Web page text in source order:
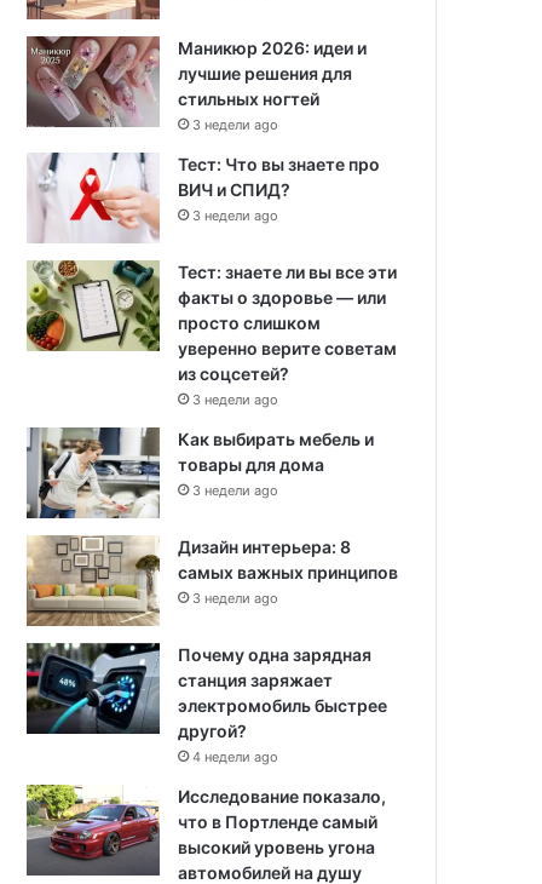
Маникюр 2026: идеи и
лучшие решения для
стильных ногтей
3 недели ago
Тест: Что вы знаете про
ВИЧ и СПИД?
3 недели ago
Тест: знаете ли вы все эти
факты о здоровье — или
просто слишком
уверенно верите советам
из соцсетей?
3 недели ago
Как выбирать мебель и
товары для дома
3 недели ago
Дизайн интерьера: 8
самых важных принципов
3 недели ago
Почему одна зарядная
станция заряжает
электромобиль быстрее
другой?
4 недели ago
Исследование показало,
что в Портленде самый
высокий уровень угона
автомобилей на душу